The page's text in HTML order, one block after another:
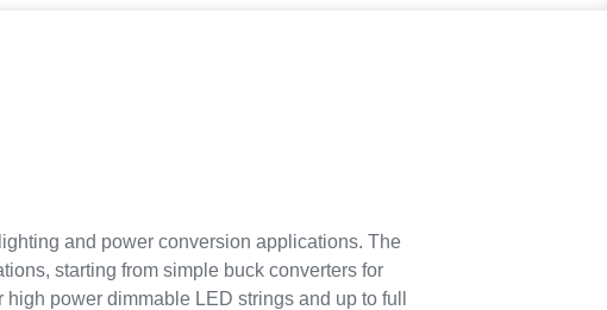
and power conversion applications. The
starting from simple buck converters for
power dimmable LED strings and up to full